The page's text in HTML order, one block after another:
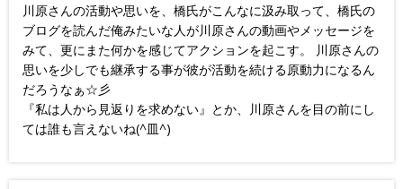
川原さんの活動や思いを、橋氏がこんなに汲み取って、橋氏の
ブログを読んだ俺みたいな人が川原さんの動画やメッセージを
みて、更にまた何かを感じてアクションを起こす。 川原さんの
思いを少しでも継承する事が彼が活動を続ける原動力になるん
だろうなぁ☆彡
『私は人から見返りを求めない』とか、川原さんを目の前にし
ては誰も言えないね(^皿^)